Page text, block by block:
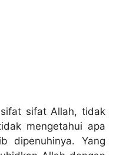
sifat Allah, tidak
mengetahui apa
dipenuhinya. Yang